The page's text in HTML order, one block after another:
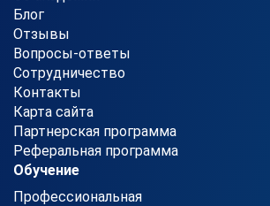
Блог
Отзывы
Вопросы-ответы
Сотрудничество
Контакты
Карта сайта
Партнерская программа
Реферальная программа
Обучение
Профессиональная